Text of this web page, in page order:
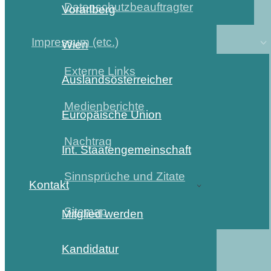
Datenschutzbeauftragter
Impressum (etc.)
Externe Links
Medienberichte
Nachtrag
Sinnsprüche und Zitate
Sitemap
Vorarlberg
Wien
Auslandsösterreicher
Europäische Union
Int. Staatengemeinschaft
Kontakt
Mitglied werden
Kandidatur